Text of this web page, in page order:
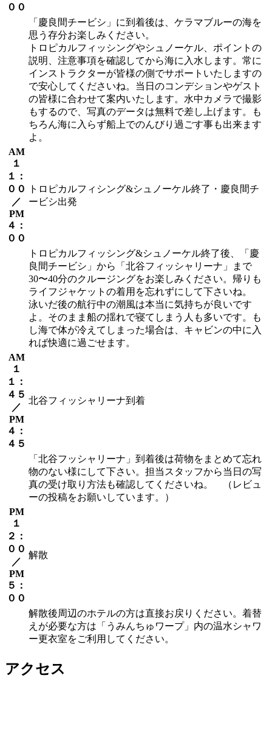
００
「慶良間チービシ」に到着後は、ケラマブルーの海を
思う存分お楽しみください。
トロピカルフィッシングやシュノーケル、ポイントの
説明、注意事項を確認してから海に入水します。常に
インストラクターが皆様の側でサポートいたしますの
で安心してくださいね。当日のコンデションやゲスト
の皆様に合わせて案内いたします。水中カメラで撮影
もするので、写真のデータは無料で差し上げます。も
ちろん海に入らず船上でのんびり過ごす事も出来ます
よ。
AM
１
１：
００
／
PM
４：
００
トロピカルフィシング&シュノーケル終了・慶良間チ
ービシ出発
トロピカルフィッシング&シュノーケル終了後、「慶
良間チービシ」から「北谷フィッシャリーナ」まで
30〜40分のクルージングをお楽しみください。帰りも
ライフジャケットの着用を忘れずにして下さいね。
泳いだ後の航行中の潮風は本当に気持ちが良いです
よ。そのまま船の揺れで寝てしまう人も多いです。も
し海で体が冷えてしまった場合は、キャビンの中に入
れば快適に過ごせます。
AM
１
１：
４５
／
PM
４：
４５
北谷フィッシャリーナ到着
「北谷フッシャリーナ」到着後は荷物をまとめて忘れ
物のない様にして下さい。担当スタッフから当日の写
真の受け取り方法も確認してくださいね。 （レビュ
ーの投稿をお願いしています。）
PM
１
２：
００
／
PM
５：
００
解散
解散後周辺のホテルの方は直接お戻りください。着替
えが必要な方は「うみんちゅワープ」内の温水シャワ
ー更衣室をご利用してください。
アクセス